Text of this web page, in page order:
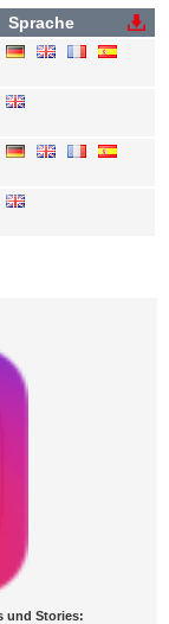
Sprache
und Stories: